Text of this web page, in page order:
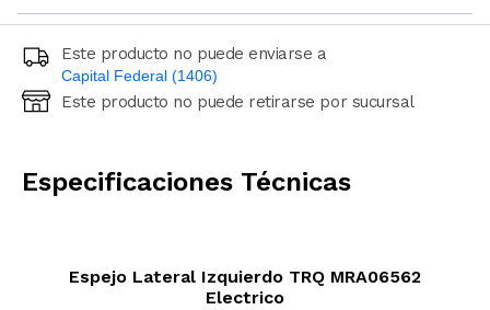
Este producto no puede enviarse a
Capital Federal (1406)
Ingresá código postal (sólo números)
Este producto no puede retirarse por sucursal
Especificaciones Técnicas
Espejo Lateral Izquierdo TRQ MRA06562
Electrico